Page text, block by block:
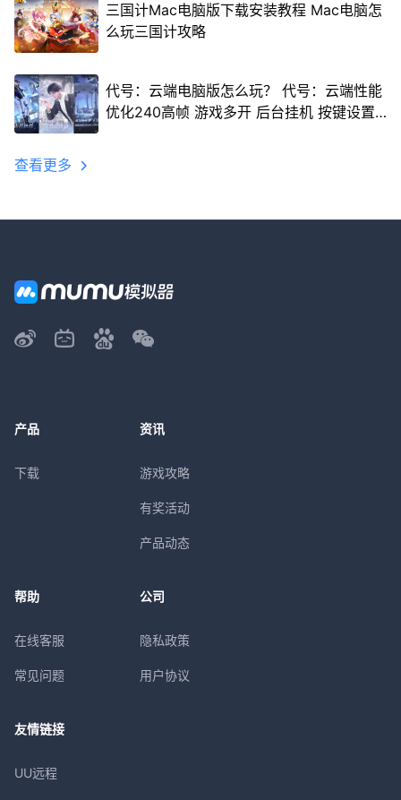
三国计Mac电脑版下载安装教程 Mac电脑怎
么玩三国计攻略
代号：云端电脑版怎么玩？ 代号：云端性能
优化240高帧 游戏多开 后台挂机 按键设置
查看更多
产品
下载
资讯
游戏攻略
有奖活动
产品动态
帮助
在线客服
常见问题
公司
隐私政策
用户协议
友情链接
UU远程